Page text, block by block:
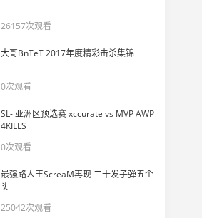
26157次观看
大哥BnTeT 2017年度精彩击杀集锦
0次观看
SL-i亚洲区预选赛 xccurate vs MVP AWP
4KILLS
0次观看
最强路人王ScreaM再现 二十发子弹五个
头
25042次观看